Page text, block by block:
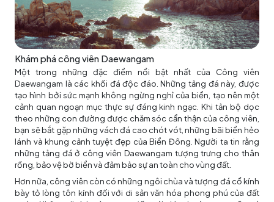
Khám phá công viên Daewangam
Một trong những đặc điểm nổi bật nhất của Công viên
Daewangam là các khối đá độc đáo. Những tảng đá này, được
tạo hình bởi sức mạnh không ngừng nghỉ của biển, tạo nên một
cảnh quan ngoạn mục thực sự đáng kinh ngạc. Khi tản bộ dọc
theo những con đường được chăm sóc cẩn thận của công viên,
bạn sẽ bắt gặp những vách đá cao chót vót, những bãi biển hẻo
lánh và khung cảnh tuyệt đẹp của Biển Đông. Người ta tin rằng
những tảng đá ở công viên Daewangam tượng trưng cho thân
rồng, bảo vệ bờ biển và đảm bảo sự an toàn cho vùng đất.
Hơn nữa, công viên còn có những ngôi chùa và tượng đá cổ kính
bày tỏ lòng tôn kính đối với di sản văn hóa phong phú của đất